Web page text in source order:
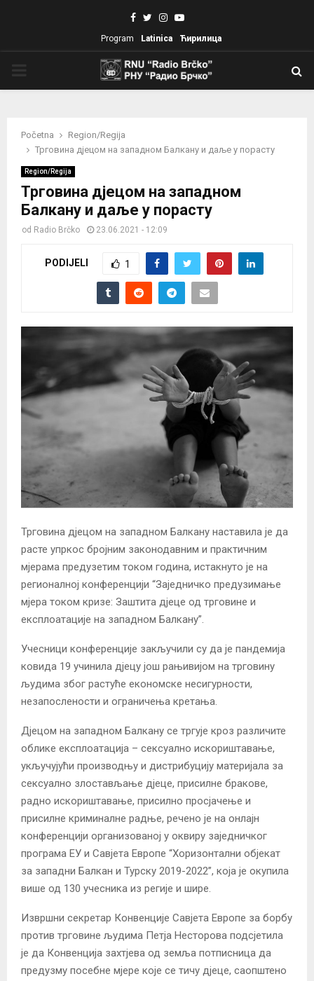
Facebook
TwitterInstagram
Youtube
Program Latinica Ћирилица
Početna
Region/Regija
Трговина дјецом на западном Балкану и даље у порасту
Region/Regija
Трговина дјецом на западном
Балкану и даље у порасту
od Radio Brčko 23.06.2021 - 12:09
PODIJELI 1
Трговина дјецом на западном Балкану наставила је да
расте упркос бројним законодавним и практичним
мјерама предузетим током година, истакнуто је на
регионалној конференцији “Заједничко предузимање
мјера током кризе: Заштита дјеце од трговине и
експлоатације на западном Балкану”.
Учесници конференције закључили су да је пандемија
ковида 19 учинила дјецу још рањивијом на трговину
људима због растуће економске несигурности,
незапослености и ограничења кретања.
Дјецом на западном Балкану се тргује кроз различите
облике експлоатација – сексуално искориштавање,
укључујући производњу и дистрибуцију материјала за
сексуално злостављање дјеце, присилне бракове,
радно искориштавање, присилно просјачење и
присилне криминалне радње, речено је на онлајн
конференцији организованој у оквиру заједничког
програма ЕУ и Савјета Европе “Хоризонтални објекат
за западни Балкан и Турску 2019-2022”, која је окупила
више од 130 учесника из регије и шире.
Извршни секретар Конвенције Савјета Европе за борбу
против трговине људима Петја Несторова подсјетила
је да Конвенција захтјева од земља потписница да
предузму посебне мјере које се тичу дјеце, саопштено